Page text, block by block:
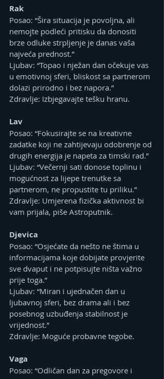
Rak
Posao: “Šira situacija je povoljna, ali
nemojte podleći pritisku da donositi
brze odluke strpljenje je danas vaša
najveća prednost.”
Ljubav: “Topao i nježan dan očekuje vas
u emotivnoj sferi, bliskost sa partnerom
dolazi prirodno i bez napora.”
Zdravlje: Izbjegavajte tešku hranu.
Lav
Posao: “Fokusirajte se na kreativne
zadatke koji ne zahtijevaju odobrenje od
drugih energija je napeta za timski rad.”
Ljubav: “Večernji sati donose toplinu i
mogućnost za lijepe trenutke sa
partnerom, ne propustite tu priliku.”
Zdravlje: Umjerena fizička aktivnost bi
vam prijala, piše Astroputnik.
Djevica
Posao: “Osjećate da nešto ne štima u
informacijama koje dobijate provjerite
sve dvaput i ne potpisujte ništa važno
prije toga.”
Ljubav: “Miran i ujednačen dan u
ljubavnoj sferi, bez drama ali i bez
posebnog uzbuđenja stabilnost je
vrijednost.”
Zdravlje: Moguće probavne tegobe.
Vaga
Posao: “Odličan dan za pregovore i